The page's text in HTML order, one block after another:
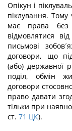
Опікун і
піклування. Тому
має права без
відмовлятися
письмові
договори, що
(або) державної
поділ, обмін
договори
право давати
тільки при
ст. 71 ЦК).